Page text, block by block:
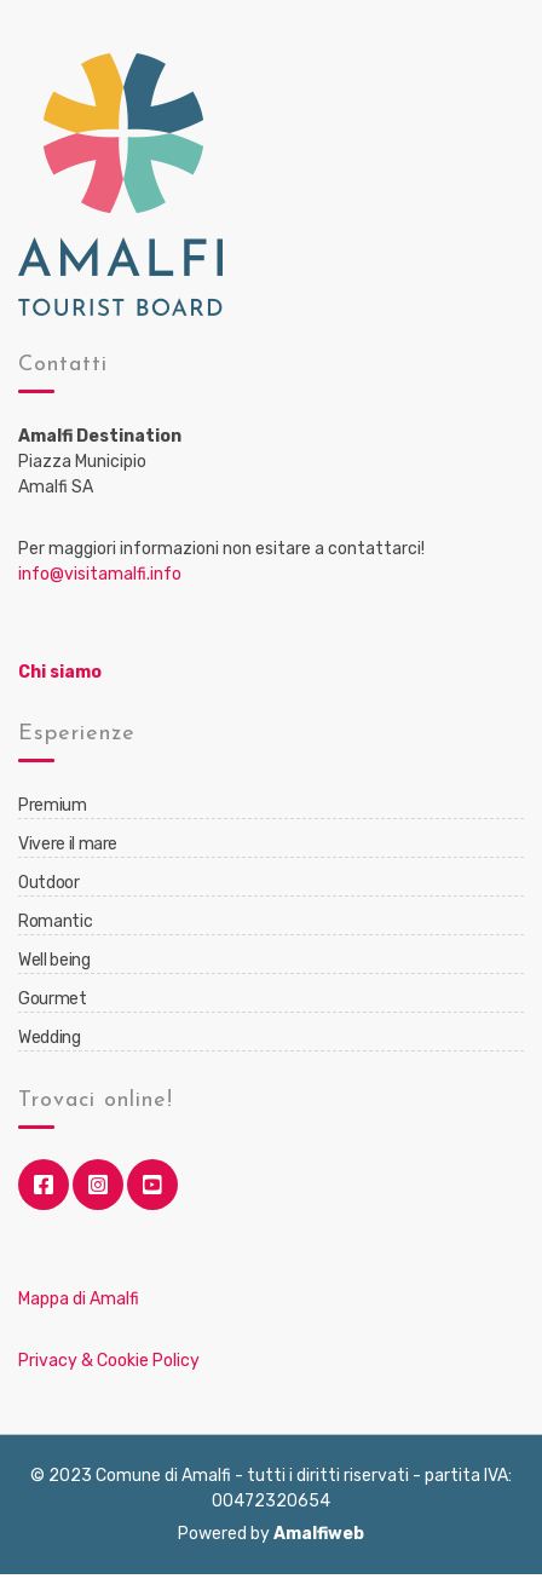
Contatti
Amalfi Destination
Piazza Municipio
Amalfi SA
Per maggiori informazioni non esitare a contattarci!
info@visitamalfi.info
Chi siamo
Esperienze
Premium
Vivere il mare
Outdoor
Romantic
Well being
Gourmet
Wedding
Trovaci online!
Mappa di Amalfi
Privacy & Cookie Policy
© 2023 Comune di Amalfi - tutti i diritti riservati - partita IVA:
00472320654
Powered byAmalfiweb